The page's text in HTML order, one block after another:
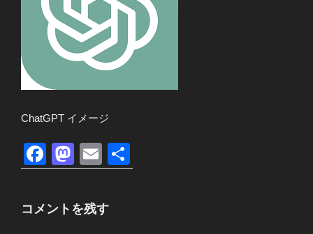
ChatGPT イメージ
F
a
c
e
M
a
st
o
E
m
ail
有
コメントを残す